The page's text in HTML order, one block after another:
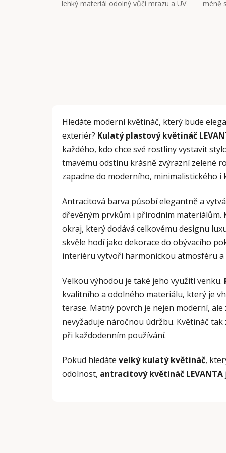
lehký materiál odolný vůči mrazu a UV méně
Hledáte moderní květináč, který bude
exteriér? Kulatý plastový květináč
každého, kdo chce své rostliny vystavit
tmavému odstínu krásně zvýrazní zelené
zapadne do moderního, minimalistického i
Antracitová barva působí elegantně a
dřevěným prvkům i přírodním materiálům.
okraj, který dodává celkovému designu
skvěle hodí jako dekorace do obývacího
interiéru vytvoří harmonickou atmosféru
Velkou výhodou je také jeho využití venku.
kvalitního a odolného materiálu, který je
terase. Matný povrch je nejen moderní,
nevyžaduje náročnou údržbu. Květináč
při každodenním používání.
Pokud hledáte velký kulatý květináč,
odolnost, antracitový květináč LEVANTA